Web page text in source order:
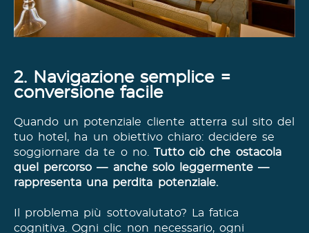
2. Navigazione semplice =
conversione facile
Quando un potenziale cliente atterra sul sito del
tuo hotel, ha un obiettivo chiaro: decidere se
soggiornare da te o no. Tutto ciò che ostacola
quel percorso — anche solo leggermente —
rappresenta una perdita potenziale.
Il problema più sottovalutato? La fatica
cognitiva. Ogni clic non necessario, ogni